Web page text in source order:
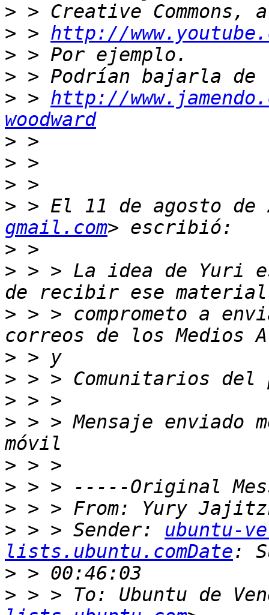
>
> > http://
>
>
> > http://
woodward
>
>
>
> > El 11 de agosto de
gmail.com
>
> > > La idea de Yuri
> > > comprometo a
>
>
>
> > > Mensaje enviado
>
>
> > > From: Yury
> > > Sender: ubuntu-
lists.ubuntu.comDate
>
> > > To: Ubuntu de